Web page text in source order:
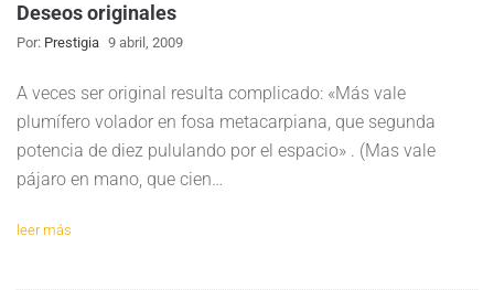
Deseos originales
Por: Prestigia 9 abril, 2009
A veces ser original resulta complicado: «Más vale
plumífero volador en fosa metacarpiana, que segunda
potencia de diez pululando por el espacio» . (Mas vale
pájaro en mano, que cien…
leer más